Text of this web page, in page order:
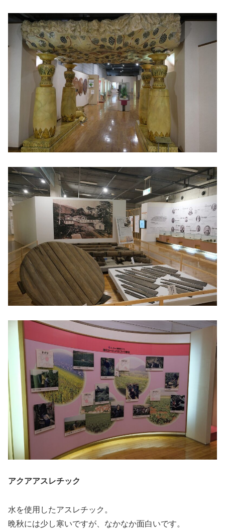
アクアアスレチック
水を使用したアスレチック。
晩秋には少し寒いですが、なかなか面白いです。